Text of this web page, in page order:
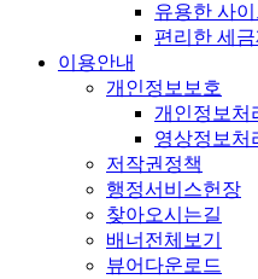
유용한 사
편리한 세
이용안내
개인정보보호
개인정보처
영상정보처
저작권정책
행정서비스헌장
찾아오시는길
배너전체보기
뷰어다운로드